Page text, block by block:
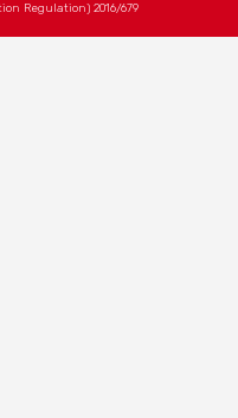
Regulation) 2016/679